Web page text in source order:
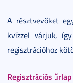
A résztvevőket
kvízzel várjuk,
regisztrációhoz
Regisztrációs